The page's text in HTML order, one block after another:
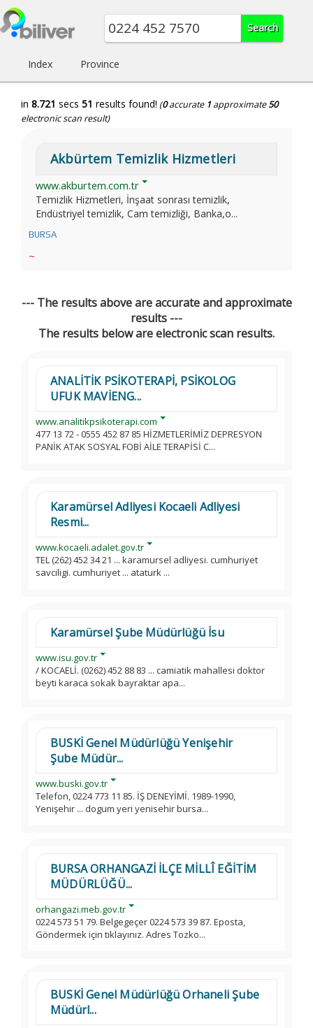
Index Province
in 8.721 secs 51 results found! (0accurate 1 approximate50
electronic scan result)
Akbürtem Temizlik Hizmetleri
www.akburtem.com.tr
Temizlik Hizmetleri, İnşaat sonrası temizlik,
Endüstriyel temizlik, Cam temizliği, Banka,o...
BURSA
~
--- The results above are accurate and approximate
results ---
The results below are electronic scan results.
ANALİTİK PSİKOTERAPİ, PSİKOLOG
UFUK MAVİENG...
www.analitikpsikoterapi.com
477 13 72 - 0555 452 87 85 HİZMETLERİMİZ DEPRESYON
PANİK ATAK SOSYAL FOBİ AİLE TERAPİSİ C...
Karamürsel Adliyesi Kocaeli Adliyesi
Resmi...
www.kocaeli.adalet.gov.tr
TEL (262) 452 34 21 ... karamursel adliyesi. cumhuriyet
savciligi. cumhuriyet ... ataturk ...
Karamürsel Şube Müdürlüğü İsu
www.isu.gov.tr
/ KOCAELİ. (0262) 452 88 83 ... camiatik mahallesi doktor
beyti karaca sokak bayraktar apa...
BUSKİ Genel Müdürlüğü Yenişehir
Şube Müdür...
www.buski.gov.tr
Telefon, 0224 773 11 85. İŞ DENEYİMİ. 1989-1990,
Yenişehir ... dogum yeri yenisehir bursa...
BURSA ORHANGAZİ İLÇE MİLLÎ EĞİTİM
MÜDÜRLÜĞÜ...
orhangazi.meb.gov.tr
0224 573 51 79. Belgegeçer 0224 573 39 87. Eposta,
Göndermek için tıklayınız. Adres Tozko...
BUSKİ Genel Müdürlüğü Orhaneli Şube
Müdürl...